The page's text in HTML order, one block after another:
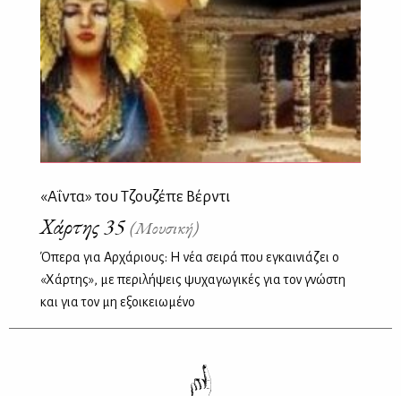
«Αΐντα» του Τζουζέπε Βέρντι
Χάρτης 35(Μουσική)
Όπερα για Αρχάριους: Η νέα σειρά που εγκαινιάζει ο
«Χάρτης», με περιλήψεις ψυχαγωγικές για τον γνώστη
και για τον μη εξοικειωμένο